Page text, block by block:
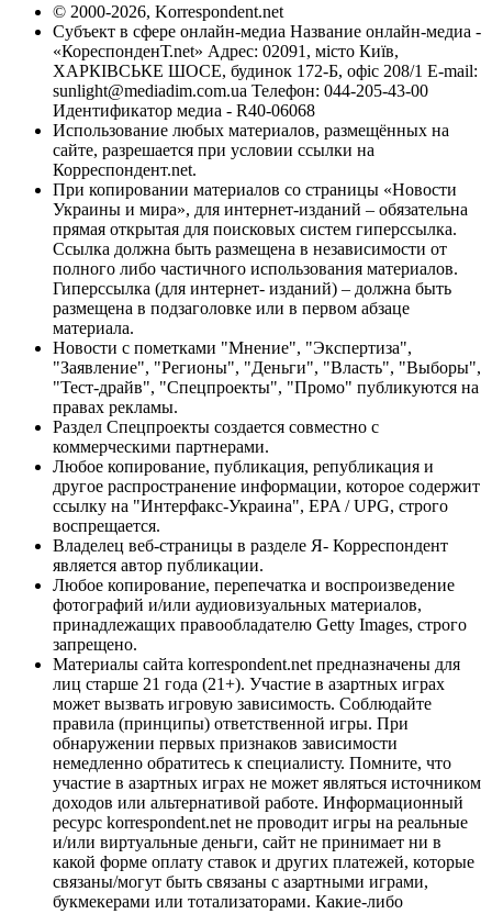
© 2000-2026, Korrespondent.net
Субъект в сфере онлайн-медиа Название онлайн-медиа -
«КореспонденТ.net» Адрес: 02091, місто Київ,
ХАРКІВСЬКЕ ШОСЕ, будинок 172-Б, офіс 208/1 E-mail:
sunlight@mediadim.com.ua Телефон: 044-205-43-00
Идентификатор медиа - R40-06068
Использование любых материалов, размещённых на
сайте, разрешается при условии ссылки на
Корреспондент.net.
При копировании материалов со страницы «Новости
Украины и мира», для интернет-изданий – обязательна
прямая открытая для поисковых систем гиперссылка.
Ссылка должна быть размещена в независимости от
полного либо частичного использования материалов.
Гиперссылка (для интернет- изданий) – должна быть
размещена в подзаголовке или в первом абзаце
материала.
Новости с пометками "Мнение", "Экспертиза",
"Заявление", "Регионы", "Деньги", "Власть", "Выборы",
"Тест-драйв", "Спецпроекты", "Промо" публикуются на
правах рекламы.
Раздел Спецпроекты создается совместно с
коммерческими партнерами.
Любое копирование, публикация, републикация и
другое распространение информации, которое содержит
ссылку на "Интерфакс-Украина", EPA / UPG, строго
воспрещается.
Владелец веб-страницы в разделе Я- Корреспондент
является автор публикации.
Любое копирование, перепечатка и воспроизведение
фотографий и/или аудиовизуальных материалов,
принадлежащих правообладателю Getty Images, строго
запрещено.
Материалы сайта korrespondent.net предназначены для
лиц старше 21 года (21+). Участие в азартных играх
может вызвать игровую зависимость. Соблюдайте
правила (принципы) ответственной игры. При
обнаружении первых признаков зависимости
немедленно обратитесь к специалисту. Помните, что
участие в азартных играх не может являться источником
доходов или альтернативой работе. Информационный
ресурс korrespondent.net не проводит игры на реальные
и/или виртуальные деньги, сайт не принимает ни в
какой форме оплату ставок и других платежей, которые
связаны/могут быть связаны с азартными играми,
букмекерами или тотализаторами. Какие-либо